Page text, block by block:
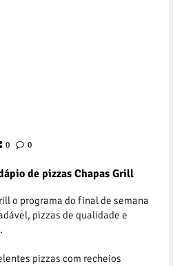
0 0
de pizzas Chapas Grill
o programa do final de semana
pizzas de qualidade e
pizzas com recheios